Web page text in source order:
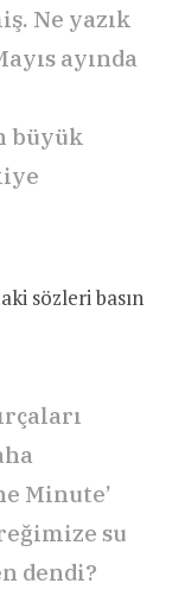
Ne yazık
ayında
büyük
sözleri basın
Minute’
su
dendi?